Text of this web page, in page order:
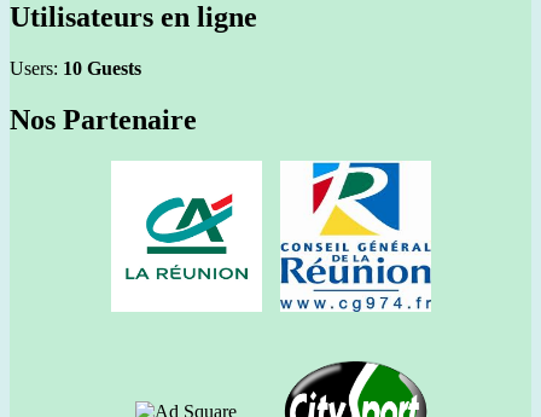
Utilisateurs en ligne
Users: 10 Guests
Nos Partenaire